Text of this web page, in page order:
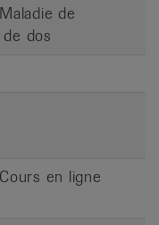
de
dos
en ligne